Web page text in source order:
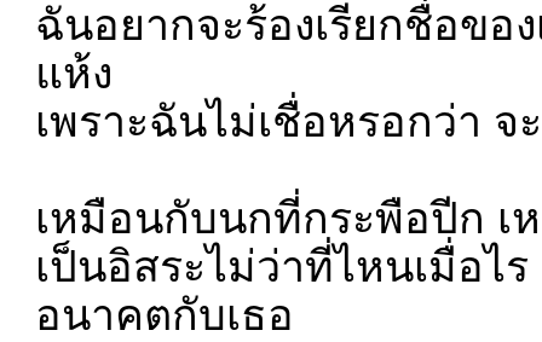
ฉันอยากจะร้องเรียกชื่อขอ
แห้ง
เพราะฉันไม่เชื่อหรอกว่า
เหมือนกับนกที่กระพือปีก
เป็นอิสระไม่ว่าที่ไหนเมื่อไ
อนาคตกับเธอ